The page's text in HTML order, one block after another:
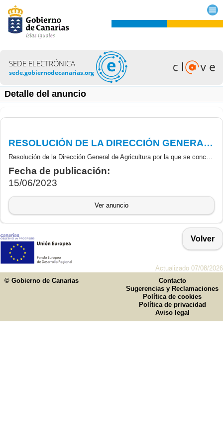
SEDE ELECTRÓNICA
sede.gobiernodecanarias.org
Detalle del anuncio
RESOLUCIÓN DE LA DIRECCIÓN GENERAL DE AGRICULTURA POR LA QUE SE CONCEDEN LAS SUBVENCIONES DESTINADAS A LA RECONSTRUCCIÓN DEL POTENCIAL DE PRODUCCIÓN AGRÍCOLA DAÑADO POR LA ERUPCIÓN VOLCÁNICA EN LA PALMA, CONVOCADAS MEDIANTE ORDEN DE 21 DE FEBRERO DE 2022
Resolución de la Dirección General de Agricultura por la que se conceden las subvenciones destinadas a la reconstrucción del potencial de producción agrícola dañado por la erupción volcánica en la isla de La Palma, convocadas mediante Orden de 21 de febrero de 2022 de esta Consejería
Fecha de publicación:
15/06/2023
Ver anuncio
Volver
Actualizado 07/08/2026
© Gobierno de Canarias
Contacto
Sugerencias y Reclamaciones
Política de cookies
Política de privacidad
Aviso legal